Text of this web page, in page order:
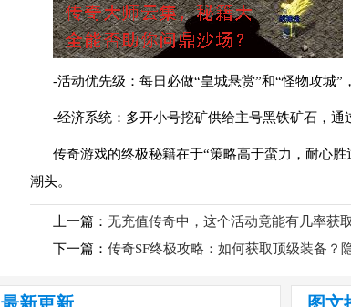
-活动优先级：每日必做“皇城悬赏”和“怪物攻城”
-经济系统：多开小号挖矿供给主号黑铁矿石，通
传奇游戏的终极秘籍在于“策略高于蛮力，耐心
潮头。
上一篇： 无充值传奇中，这个活动竟能有几率获
下一篇： 传奇SF终极攻略：如何获取顶级装备？